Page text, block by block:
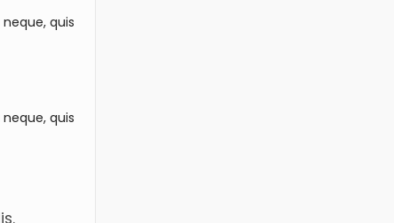
quis
quis